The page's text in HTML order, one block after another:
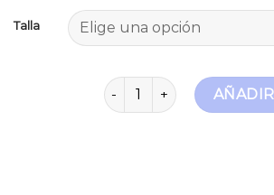
Talla
jeans raw cantidad